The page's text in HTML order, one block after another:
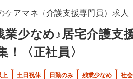
ケアマネ（介護支援専門員）求人
業少なめ♪居宅介護支
〈正社員〉
上 土日祝休 日勤のみ 残業少なめ 社